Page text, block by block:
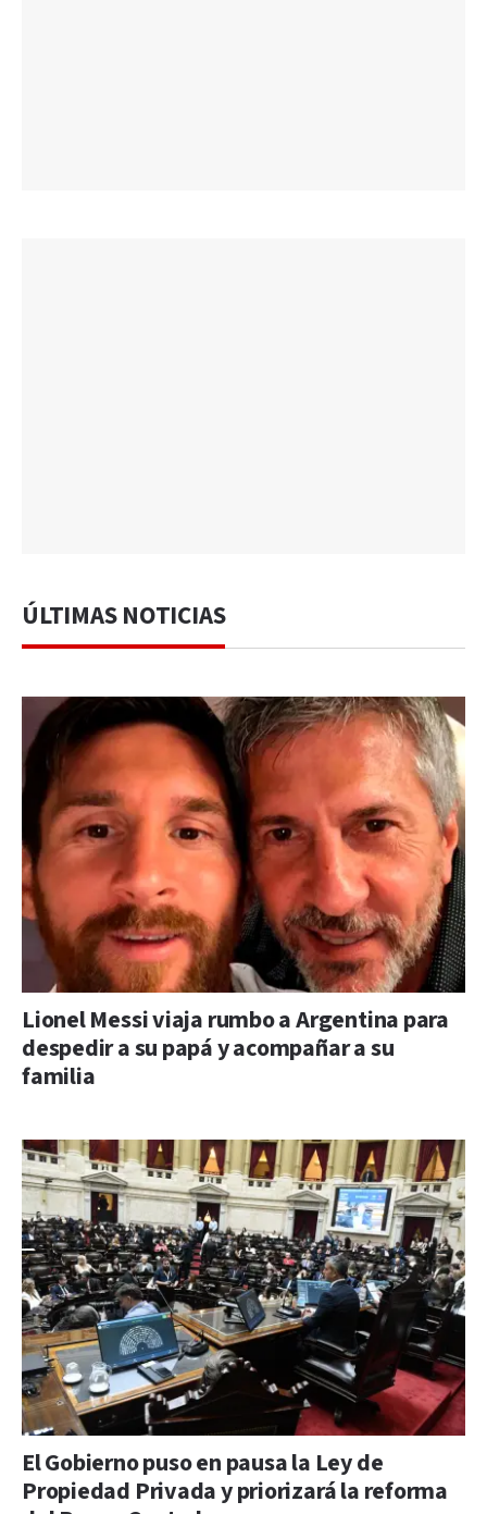
ÚLTIMAS NOTICIAS
Lionel Messi viaja rumbo a Argentina para
despedir a su papá y acompañar a su
familia
El Gobierno puso en pausa la Ley de
Propiedad Privada y priorizará la reforma